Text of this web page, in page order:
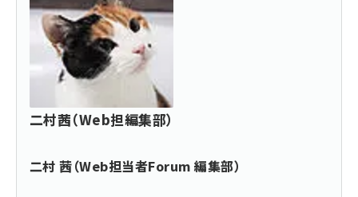
二村茜（Web担編集部）
二村 茜（Web担当者Forum 編集部）